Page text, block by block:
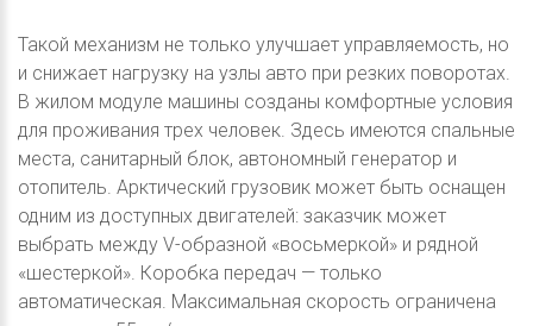
Такой механизм не только улучшает управляемость, но
и снижает нагрузку на узлы авто при резких поворотах.
В жилом модуле машины созданы комфортные условия
для проживания трех человек. Здесь имеются спальные
места, санитарный блок, автономный генератор и
отопитель. Арктический грузовик может быть оснащен
одним из доступных двигателей: заказчик может
выбрать между V-образной «восьмеркой» и рядной
«шестеркой». Коробка передач — только
автоматическая. Максимальная скорость ограничена